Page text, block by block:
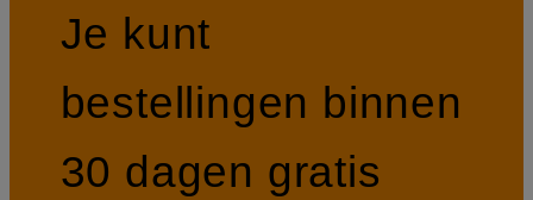
Je kunt
bestellingen binnen
30 dagen gratis